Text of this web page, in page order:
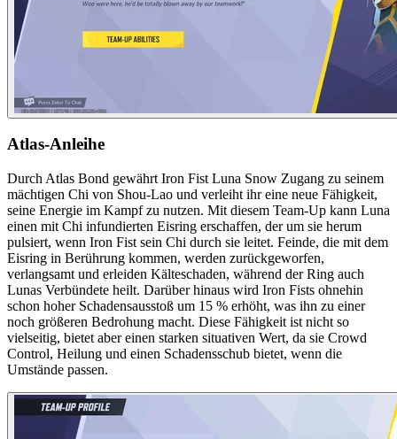
Atlas-Anleihe
Durch Atlas Bond gewährt Iron Fist Luna Snow Zugang zu seinem
mächtigen Chi von Shou-Lao und verleiht ihr eine neue Fähigkeit,
seine Energie im Kampf zu nutzen. Mit diesem Team-Up kann Luna
einen mit Chi infundierten Eisring erschaffen, der um sie herum
pulsiert, wenn Iron Fist sein Chi durch sie leitet. Feinde, die mit dem
Eisring in Berührung kommen, werden zurückgeworfen,
verlangsamt und erleiden Kälteschaden, während der Ring auch
Lunas Verbündete heilt. Darüber hinaus wird Iron Fists ohnehin
schon hoher Schadensausstoß um 15 % erhöht, was ihn zu einer
noch größeren Bedrohung macht. Diese Fähigkeit ist nicht so
vielseitig, bietet aber einen starken situativen Wert, da sie Crowd
Control, Heilung und einen Schadensschub bietet, wenn die
Umstände passen.